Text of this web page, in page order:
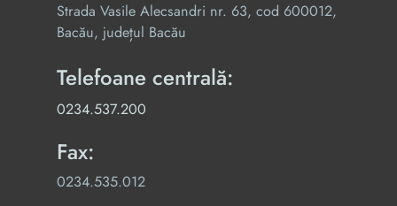
Strada Vasile Alecsandri nr. 63, cod 600012,
Bacău, județul Bacău
Telefoane centrală:
0234.537.200
Fax:
0234.535.012